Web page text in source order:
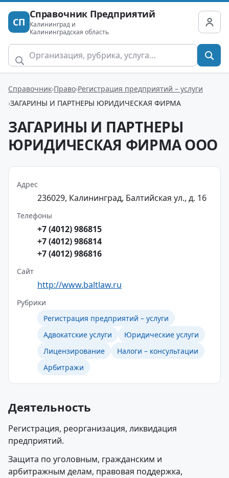
СП
Справочник Предприятий
Калининград и
Калининградская область
Справочник Право Регистрация предприятий – услуги
ЗАГАРИНЫ И ПАРТНЕРЫ ЮРИДИЧЕСКАЯ ФИРМА
ЗАГАРИНЫ И ПАРТНЕРЫ
ЮРИДИЧЕСКАЯ ФИРМА ООО
Адрес
236029, Калининград, Балтийская ул., д. 16
Телефоны
+7 (4012) 986815
+7 (4012) 986814
+7 (4012) 986816
Сайт
http://www.baltlaw.ru
Рубрики
Регистрация предприятий – услуги
Адвокатские услуги
Юридические услуги
Лицензирование
Налоги – консультации
Арбитражи
Деятельность
Регистрация, реорганизация, ликвидация
предприятий.
Защита по уголовным, гражданским и
арбитражным делам, правовая поддержка,